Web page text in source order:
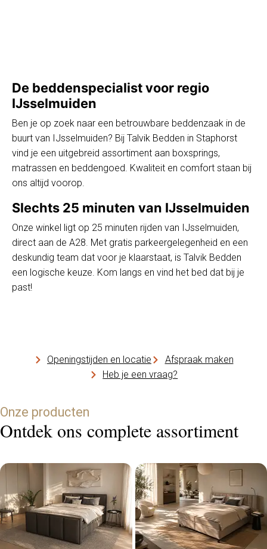
De beddenspecialist voor regio
IJsselmuiden
Ben je op zoek naar een betrouwbare beddenzaak in de
buurt van IJsselmuiden? Bij Talvik Bedden in Staphorst
vind je een uitgebreid assortiment aan boxsprings,
matrassen en beddengoed. Kwaliteit en comfort staan bij
ons altijd voorop.
Slechts 25 minuten van IJsselmuiden
Onze winkel ligt op 25 minuten rijden van IJsselmuiden,
direct aan de A28. Met gratis parkeergelegenheid en een
deskundig team dat voor je klaarstaat, is Talvik Bedden
een logische keuze. Kom langs en vind het bed dat bij je
past!
Openingstijden en locatie
Afspraak maken
Heb je een vraag?
Onze producten
Ontdek ons complete assortiment